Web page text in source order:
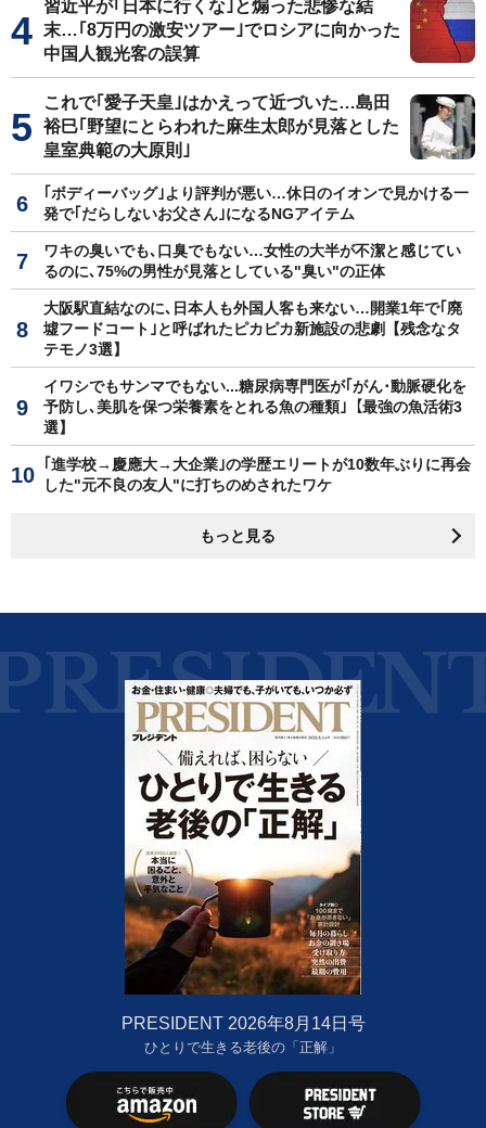
習近平が｢日本に行くな｣と煽った悲惨な結
末…｢8万円の激安ツアー｣でロシアに向かった
中国人観光客の誤算
これで｢愛子天皇｣はかえって近づいた…島田
裕巳｢野望にとらわれた麻生太郎が見落とした
皇室典範の大原則｣
｢ボディーバッグ｣より評判が悪い…休日のイオンで見かける一
発で｢だらしないお父さん｣になるNGアイテム
ワキの臭いでも､口臭でもない…女性の大半が不潔と感じてい
るのに､75%の男性が見落としている"臭い"の正体
大阪駅直結なのに､日本人も外国人客も来ない…開業1年で｢廃
墟フードコート｣と呼ばれたピカピカ新施設の悲劇【残念なタ
テモノ3選】
イワシでもサンマでもない...糖尿病専門医が｢がん･動脈硬化を
予防し､美肌を保つ栄養素をとれる魚の種類｣【最強の魚活術3
選】
｢進学校→慶應大→大企業｣の学歴エリートが10数年ぶりに再会
した"元不良の友人"に打ちのめされたワケ
もっと見る
PRESIDENT 2026年8月14日号
ひとりで生きる老後の「正解」